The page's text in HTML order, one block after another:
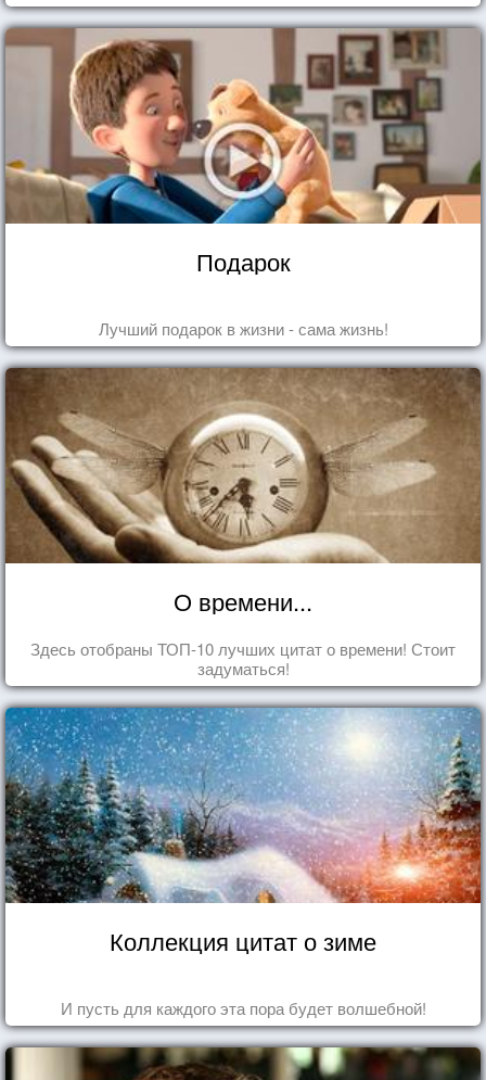
Подарок
Лучший подарок в жизни - сама жизнь!
О времени...
Здесь отобраны ТОП-10 лучших цитат о времени! Стоит
задуматься!
Коллекция цитат о зиме
И пусть для каждого эта пора будет волшебной!